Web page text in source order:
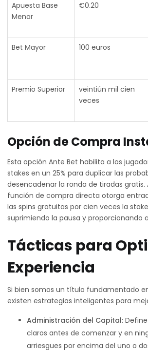
Apuesta Base
Menor
€0.20
Bet Mayor
100 euros
Premio Superior
veintiún mil cien
veces
Opción de Compra
Esta opción Ante Bet habilita a los
stakes en un 25% para duplicar las
desencadenar la ronda de tiradas gratis.
función de compra directa otorga
las spins gratuitas por cien veces la
suprimiendo la pausa y proporcionando
Tácticas para
Experiencia
Si bien somos un título fundamentado
existen estrategias inteligentes para
Administración del Capital:
claros antes de comenzar y en
arriesgues por encima del uno o